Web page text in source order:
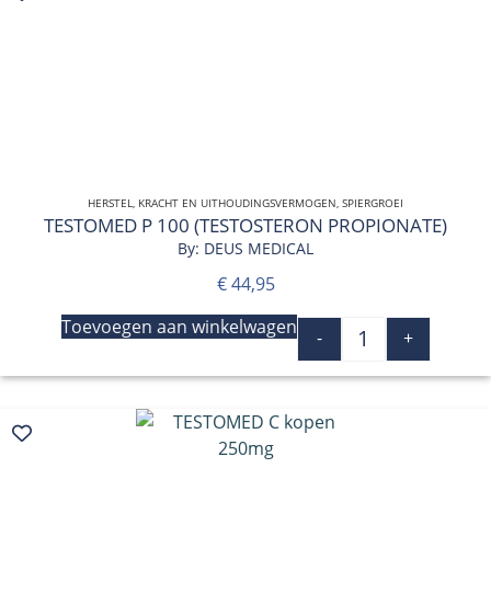
QUICK VIEW
HERSTEL, KRACHT EN UITHOUDINGSVERMOGEN, SPIERGROEI
TESTOMED P 100 (TESTOSTERON PROPIONATE)
By: DEUS MEDICAL
€44,95
- +
Toevoegen aan winkelwagen